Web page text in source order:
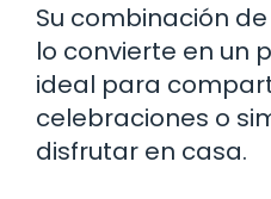
Su combinación
lo convierte en un
ideal para
celebraciones o
disfrutar en casa.